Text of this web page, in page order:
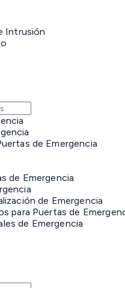
Intrusión
de Emergencia
de Emergencia
de Emergencia
para Puertas de
de Emergencia